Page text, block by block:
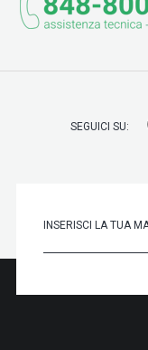
SEGUICI SU: